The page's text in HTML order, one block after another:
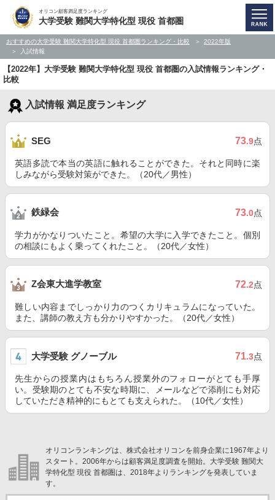
オリコン顧客満足度ランキング
大学受験 難関大学特化型 現役 首都圏
おすすめの大学受験 難関大学特化型 現役 首都圏ランキング・比較
2022年版
入試情報
【2022年】大学受験 難関大学特化型 現役 首都圏の入試情報ランキング・
比較
入試情報 満足度ランキング
SEG 73.9点
英語多読で本当の英語に触れることができた。それと同時に楽
しみながら受験対策ができた。（20代／男性）
鉄緑会 73.0点
学力がかなりついたこと。希望の大学に入学できたこと。個別
の相談にもよく乗ってくれたこと。（20代／女性）
Z会東大進学教室 72.2点
難しい内容までしっかり力のつくカリキュラムになっていた。
また、講師の教え方も分かりやすかった。（20代／女性）
大学受験 グノーブル 71.3点
先生からの授業内はもちろん授業外のフォローがとても手厚
い。受験期のとても不安な時期に、メールなどで添削にも対応
していただき精神的にもとても支えられた。（10代／女性）
オリコンランキングは、株式会社オリコンを前身企業に1967年より
スタート。2006年からは顧客満足度調査を開始。大学受験 難関大
学特化型 現役 首都圏は、2018年よりランキングを発表していま
す。